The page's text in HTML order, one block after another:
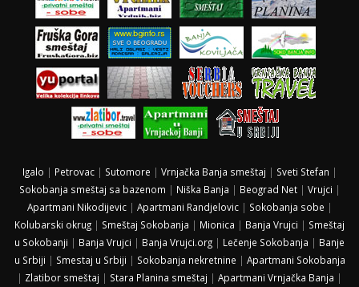
Igalo | Petrovac| Sutomore | Vrnjačka Banja smeštaj | Sveti Stefan |
Sokobanja smeštaj sa bazenom | Niška Banja | Beograd Net| Vrujci |
Apartmani Nikodijevic| Apartmani Randjelovic| Sokobanja sobe |
Kolubarski okrug | Smeštaj Sokobanja | Mionica | Banja Vrujci | Smeštaj
u Sokobanji | Banja Vrujci | Banja Vrujci.org | Lečenje Sokobanja | Banje
u Srbiji | Smestaj u Srbiji | Sokobanja nekretnine | Apartmani Sokobanja
| Zlatibor smeštaj | Stara Planina smeštaj | Apartmani Vrnjačka Banja |